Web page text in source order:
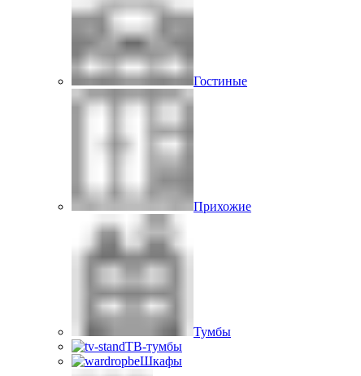
Гостиные
Прихожие
Тумбы
ТВ-тумбы
Шкафы